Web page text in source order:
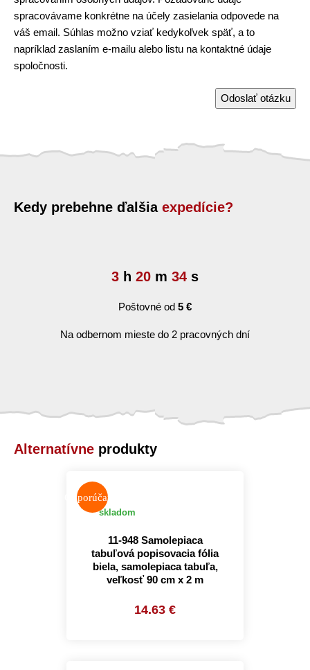
spracovávame konkrétne na účely zasielania odpovede na
váš email. Súhlas možno vziať kedykoľvek späť, a to
napríklad zaslaním e-mailu alebo listu na kontaktné údaje
spoločnosti.
Odoslať otázku
Kedy prebehne ďalšia expedície?
3 h 20 m 34 s
Poštovné od 5 €
Na odbernom mieste do 2 pracovných dní
Alternatívne produkty
Odporúčame
skladom
11-948 Samolepiaca
tabuľová popisovacia fólia
biela, samolepiaca tabuľa,
veľkosť 90 cm x 2 m
14.63 €